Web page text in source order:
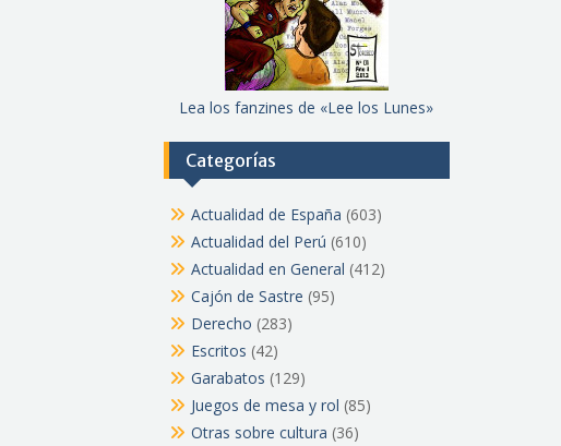
Lea los fanzines de «Lee los Lunes»
Categorías
Actualidad de España (603)
Actualidad del Perú (610)
Actualidad en General (412)
Cajón de Sastre (95)
Derecho (283)
Escritos (42)
Garabatos (129)
Juegos de mesa y rol (85)
Otras sobre cultura (36)